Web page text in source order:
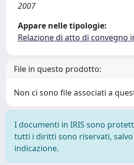
2007
Appare nelle tipologie:
Relazione di atto di convegno
File in questo prodotto:
Non ci sono file associati a
I documenti in IRIS sono
tutti i diritti sono riservati, salvo
indicazione.